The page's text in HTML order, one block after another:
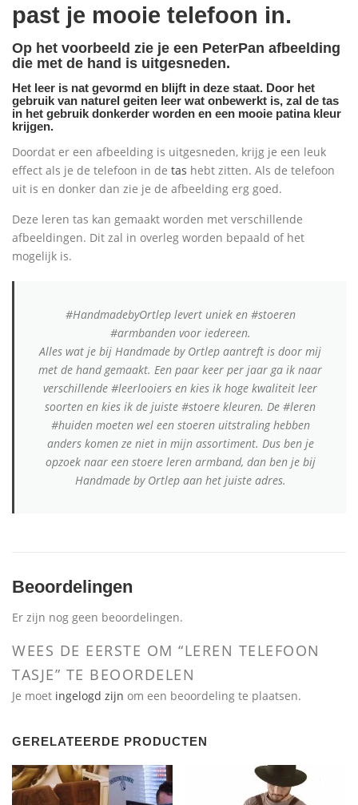
past je mooie telefoon in.
Op het voorbeeld zie je een PeterPan afbeelding
die met de hand is uitgesneden.
Het leer is nat gevormd en blijft in deze staat. Door het
gebruik van naturel geiten leer wat onbewerkt is, zal de tas
in het gebruik donkerder worden en een mooie patina kleur
krijgen.
Doordat er een afbeelding is uitgesneden, krijg je een leuk
effect als je de telefoon in de tas hebt zitten. Als de telefoon
uit is en donker dan zie je de afbeelding erg goed.
Deze leren tas kan gemaakt worden met verschillende
afbeeldingen. Dit zal in overleg worden bepaald of het
mogelijk is.
#HandmadebyOrtlep levert uniek en #stoeren
#armbanden voor iedereen.
Alles wat je bij Handmade by Ortlep aantreft is door mij
met de hand gemaakt. Een paar keer per jaar ga ik naar
verschillende #leerlooiers en kies ik hoge kwaliteit leer
soorten en kies ik de juiste #stoere kleuren. De #leren
#huiden moeten wel een stoeren uitstraling hebben
anders komen ze niet in mijn assortiment. Dus ben je
opzoek naar een stoere leren armband, dan ben je bij
Handmade by Ortlep aan het juiste adres.
Beoordelingen
Er zijn nog geen beoordelingen.
WEES DE EERSTE OM “LEREN TELEFOON
TASJE” TE BEOORDELEN
Je moet ingelogd zijn om een beoordeling te plaatsen.
GERELATEERDE PRODUCTEN